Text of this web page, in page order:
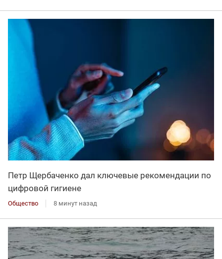
Петр Щербаченко дал ключевые рекомендации по
цифровой гигиене
Общество 8 минут назад